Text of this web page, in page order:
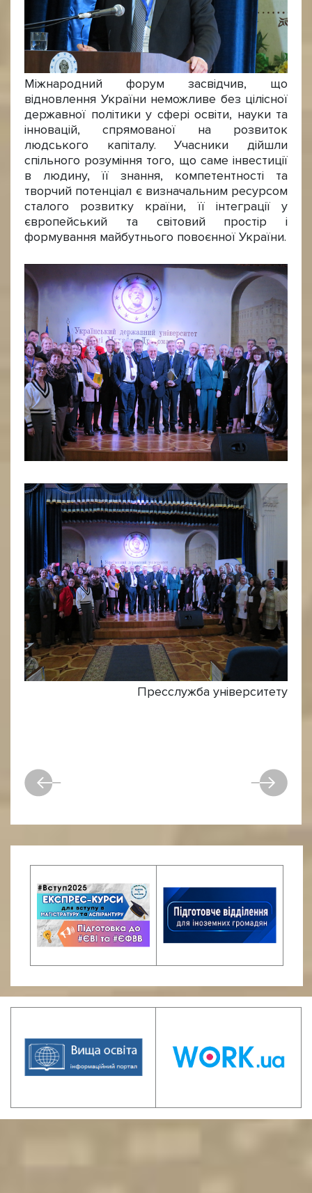
Міжнародний форум засвідчив, що
відновлення України неможливе без цілісної
державної політики у сфері освіти, науки та
інновацій, спрямованої на розвиток
людського капіталу. Учасники дійшли
спільного розуміння того, що саме інвестиції
в людину, її знання, компетентності та
творчий потенціал є визначальним ресурсом
сталого розвитку країни, її інтеграції у
європейський та світовий простір і
формування майбутнього повоєнної України.
Пресслужба університету